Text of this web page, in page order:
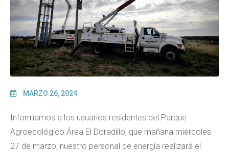
MARZO 26, 2024
Informamos a los usuarios residentes del Parque
Agroecológico Área El Doradillo, que mañana miércoles
27 de marzo, nuestro personal de energía realizará el